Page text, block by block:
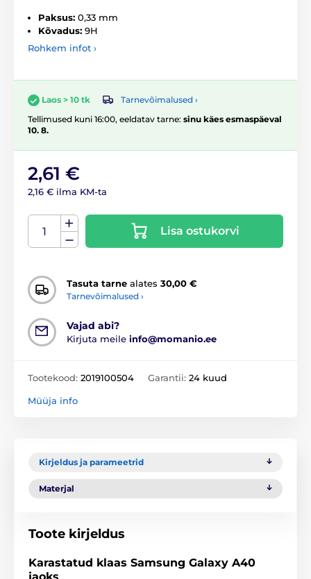
Paksus: 0,33 mm
Kõvadus: 9H
Rohkem infot ›
Laos > 10 tk
Tarnevõimalused ›
Tellimused kuni 16:00, eeldatav tarne: sinu käes esmaspäeval
10. 8.
2,61 €
2,16 € ilma KM-ta
Lisa ostukorvi
Tasuta tarne alates 30,00 €
Tarnevõimalused ›
Vajad abi?
Kirjuta meile info@momanio.ee
Tootekood: 2019100504 Garantii: 24 kuud
Müüja info
Kirjeldus ja parameetrid
Materjal
Toote kirjeldus
Karastatud klaas Samsung Galaxy A40
jaoks